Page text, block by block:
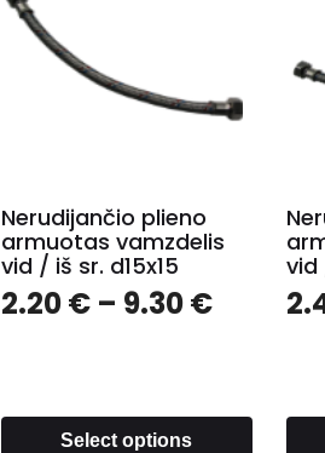
Nerudijančio plieno
armuotas vamzdelis
vid / iš sr. d15x15
2.20€– 9.30€
Select options
vid